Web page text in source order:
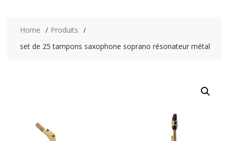
Home
Produits
set de 25 tampons saxophone soprano résonateur métal